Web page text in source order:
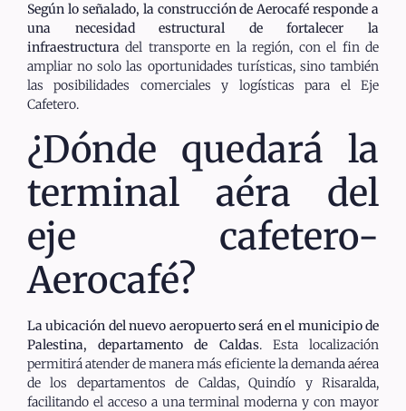
Según lo señalado, la construcción de Aerocafé responde a
una necesidad estructural de fortalecer la
infraestructura del transporte en la región, con el fin de
ampliar no solo las oportunidades turísticas, sino también
las posibilidades comerciales y logísticas para el Eje
Cafetero.
¿Dónde quedará la
terminal aéra del
eje cafetero-
Aerocafé?
La ubicación del nuevo aeropuerto será en el municipio de
Palestina, departamento de Caldas. Esta localización
permitirá atender de manera más eficiente la demanda aérea
de los departamentos de Caldas, Quindío y Risaralda,
facilitando el acceso a una terminal moderna y con mayor